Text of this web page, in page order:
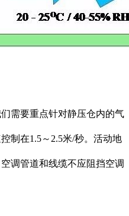
需要重点针对静压仓内的气
制在1.5～2.5米/秒。活动地
调管道和线缆不应阻挡空调